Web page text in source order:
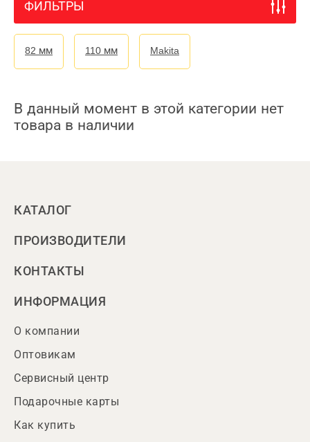
ФИЛЬТРЫ
82 мм 110 мм Makita
В данный момент в этой категории нет
товара в наличии
КАТАЛОГ
ПРОИЗВОДИТЕЛИ
КОНТАКТЫ
ИНФОРМАЦИЯ
О компании
Оптовикам
Сервисный центр
Подарочные карты
Как купить